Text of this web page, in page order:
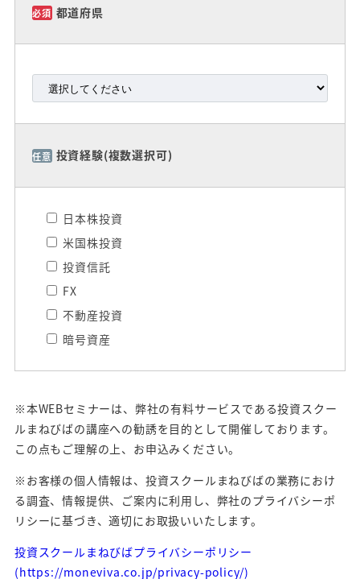
必須 都道府県
任意 投資経験(複数選択可)
日本株投資
米国株投資
投資信託
FX
不動産投資
暗号資産
※本WEBセミナーは、弊社の有料サービスである投資スクー
ルまねびばの講座への勧誘を目的として開催しております。
この点もご理解の上、お申込みください。
※お客様の個人情報は、投資スクールまねびばの業務におけ
る調査、情報提供、ご案内に利用し、弊社のプライバシーポ
リシーに基づき、適切にお取扱いいたします。
投資スクールまねびばプライバシーポリシー
(https://moneviva.co.jp/privacy-policy/)